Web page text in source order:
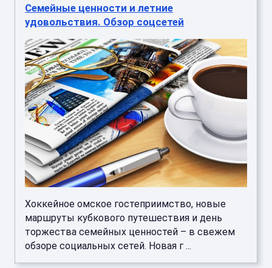
Семейные ценности и летние
удовольствия. Обзор соцсетей
Хоккейное омское гостеприимство, новые
маршруты кубкового путешествия и день
торжества семейных ценностей – в свежем
обзоре социальных сетей. Новая г ...